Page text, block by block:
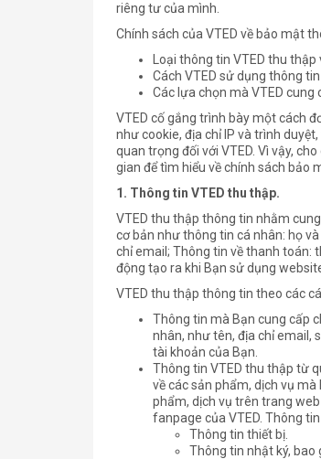
riêng tư của mình.
Chính sách của VTED về bảo mật
Loại thông tin VTED thu thập
Cách VTED sử dụng thông tin
Các lựa chọn mà VTED
VTED cố gắng trình bày một cách
như cookie, địa chỉ IP và trình
quan trọng đối với VTED. Vì vậy,
gian để tìm hiểu về chính sách bảo
1. Thông tin VTED thu thập.
VTED thu thập thông tin nhằm
cơ bản như thông tin cá nhân: họ
chỉ email; Thông tin về thanh toán:
động tạo ra khi Bạn sử dụng
VTED thu thập thông tin theo các
Thông tin mà Bạn cung cấp
nhân, như tên, địa chỉ email,
tài khoản của Bạn.
Thông tin VTED thu thập từ
về các sản phẩm, dịch vụ
phẩm, dịch vụ trên trang
fanpage của VTED. Thông
Thông tin thiết bị.
Thông tin nhật ký, bao